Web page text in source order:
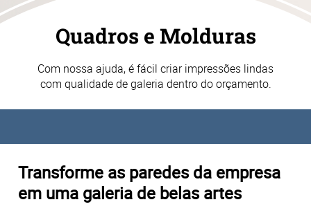
Quadros e Molduras
Com nossa ajuda, é fácil criar impressões lindas
com qualidade de galeria dentro do orçamento.
Transforme as paredes da empresa
em uma galeria de belas artes